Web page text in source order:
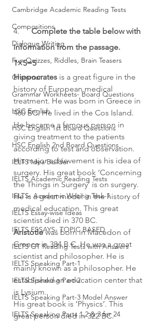
Cambridge Academic Reading Tests
Compositions
Dialogue Writing
Fun Quizzes, Riddles, Brain Teasers
Grammar
Grammar Workheets- Board Questions
HSC English
HSC English 1st Board Questions
HSC English 2nd Board Questions
IELTS Idea Builder
IELTS Academic Reading Tests
IELTS- Academic Writing Task-1
IELTS Essay-wise Ideas
IELTS ESSAYS- TOPIC BASED
IELTS GT Reading Tests with Answers
IELTS Speaking Part-1
IELTS Speaking Part-2
IELTS Speaking Part-3 Model Answer
IELTS Speaking Parts 1,2 & 3 for 24
4. Complete the table below with
information from the passage.
1×5=5
Hippocrates is a great figure in the
history of European medical
treatment. He was born in Greece in
460 BC. He lived in the Cos Island.
He became a famous person in
giving treatment to the patients
according to test and observation.
His major achievement is his idea of
surgery. His great book ‘Concerning
the Things in Surgery’ is on surgery.
He is a great model in the history of
medical education. This great
scientist died in 370 BC.
Aristotle was born in Macedon of
Greece in 384 B.C. He was a great
scientist and philosopher. He is
mainly known as a philosopher. He
established an education center that
is Lysium.
His great book is ‘Physics’. This
great person died in 322 BC.